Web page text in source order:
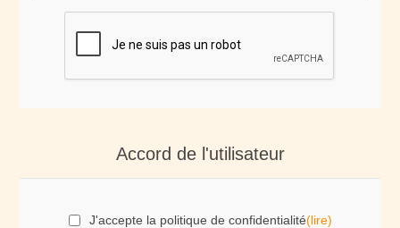
Accord de l'utilisateur
J'accepte la politique de confidentialité(lire)